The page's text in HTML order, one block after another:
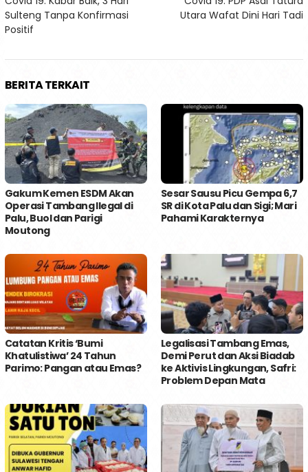
pos
Sulteng Tanpa Konfirmasi
Positif
Utara Wafat Dini Hari Tadi
BERITA TERKAIT
Gakum Kemen ESDM Akan
Operasi Tambang Ilegal di
Palu, Buol dan Parigi
Moutong
Sesar Sausu Picu Gempa 6,7
SR di Kota Palu dan Sigi; Mari
Pahami Karakternya
Catatan Kritis ‘Bumi
Khatulistiwa’ 24 Tahun
Parimo: Pangan atau Emas?
Legalisasi Tambang Emas,
Demi Perut dan Aksi Biadab
ke Aktivis Lingkungan, Safri:
Problem Depan Mata